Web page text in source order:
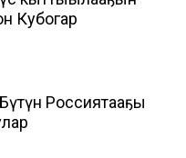
Кубогар
Россиятааҕы